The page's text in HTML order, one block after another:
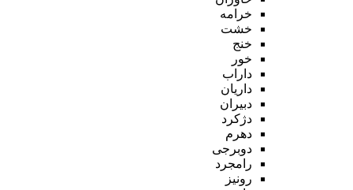
خرامه
خشت
خنج
خور
داراب
داریان
دبیران
دژکرد
دهرم
دوبرجی
رامجرد
رونیز